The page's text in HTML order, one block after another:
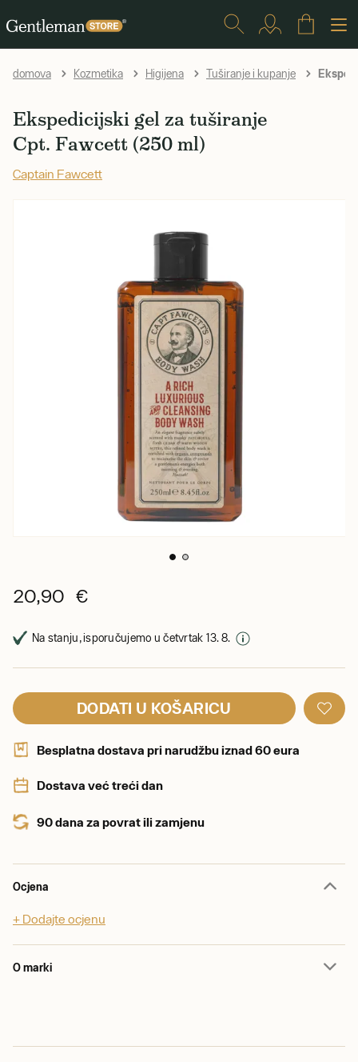
domova Kozmetika Higijena Tuširanje i kupanje
Ekspedicijski gel za tuširanje
Cpt. Fawcett (250 ml)
Captain Fawcett
20,90 €
Na stanju, isporučujemo u četvrtak 13. 8.
DODATI U KOŠARICU
Besplatna dostava pri narudžbu iznad 60 eura
Dostava već treći dan
90 dana za povrat ili zamjenu
Ocjena
+ Dodajte ocjenu
O marki